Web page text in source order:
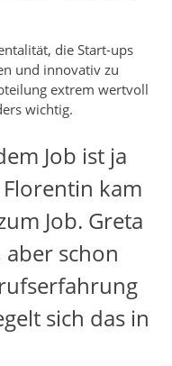
die Start-ups
und innovativ zu
extrem wertvoll
wichtig.
Job ist ja
kam
Job. Greta
schon
sich das in